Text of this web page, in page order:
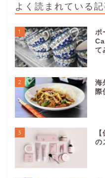
よく読まれている
1
ポ
て
2
海
際
3
の